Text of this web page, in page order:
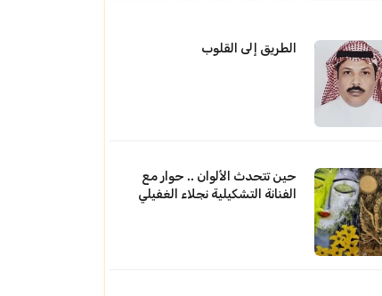
الطريق إلى القلوب
حين تتحدث الألوان .. حوار مع
الفنانة التشكيلية نجلاء الغفيلي